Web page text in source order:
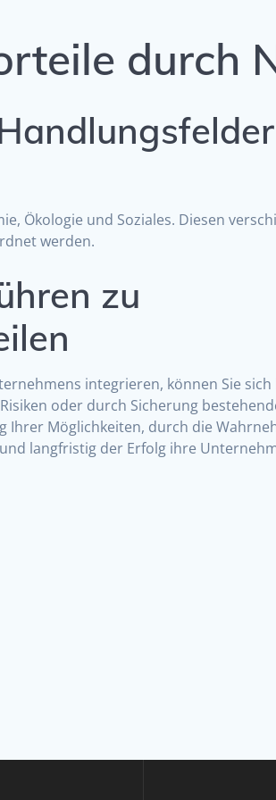
durch
Ökologie und Soziales. Diesen
werden.
zu
integrieren, können Sie
oder durch Sicherung
Möglichkeiten, durch die
langfristig der Erfolg ihre